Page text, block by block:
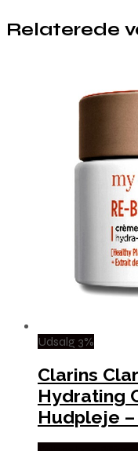
Relaterede
Udsalg 3%
Clarins
Hydrating
Hudpleje –